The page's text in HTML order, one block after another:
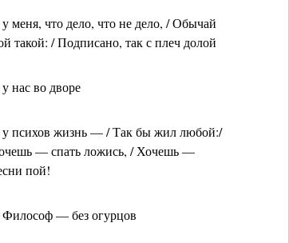
меня, что дело, что не дело, / Обычай
такой: / Подписано, так с плеч долой
нас во дворе
психов жизнь — / Так бы жил любой:/
— спать ложись, / Хочешь —
пой!
— без огурцов